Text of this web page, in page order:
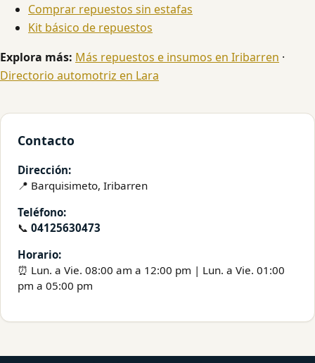
Comprar repuestos sin estafas
Kit básico de repuestos
Explora más: Más repuestos e insumos en Iribarren ·
Directorio automotriz en Lara
Contacto
Dirección:
📍 Barquisimeto, Iribarren
Teléfono:
📞 04125630473
Horario:
⏰ Lun. a Vie. 08:00 am a 12:00 pm | Lun. a Vie. 01:00
pm a 05:00 pm